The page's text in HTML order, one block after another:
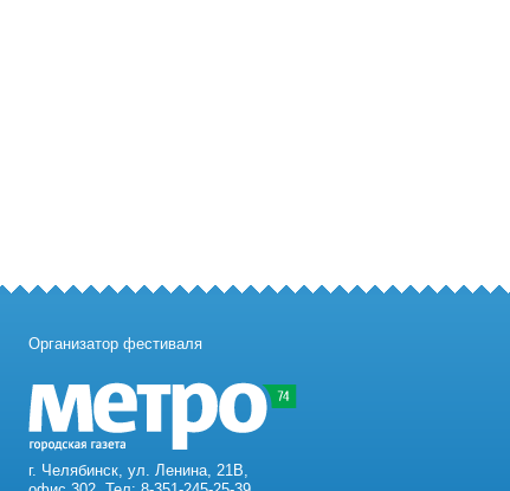
Организатор фестиваля
г. Челябинск, ул. Ленина, 21В,